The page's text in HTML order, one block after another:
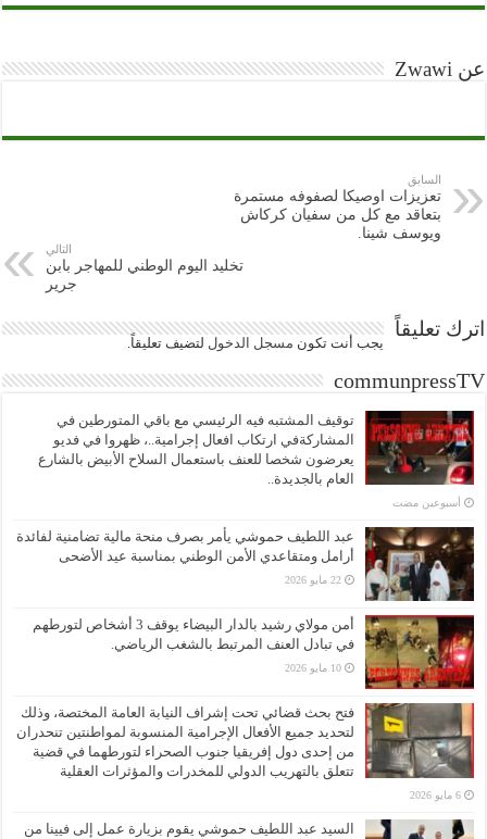
عن Zwawi
السابق
تعزيزات اوصيكا لصفوفه مستمرة
بتعاقد مع كل من سفيان كركاش
ويوسف شينا.
التالي
تخليد اليوم الوطني للمهاجر بابن
جرير
اترك تعليقاً
يجب أنت تكون مسجل الدخول لتضيف تعليقاً.
communpressTV
توقيف المشتبه فيه الرئيسي مع باقي المتورطين في
المشاركةفي ارتكاب افعال إجرامية..، ظهروا في فديو
يعرضون شخصا للعنف باستعمال السلاح الأبيض بالشارع
العام بالجديدة..
‏أسبوعين مضت
عبد اللطيف حموشي يأمر بصرف منحة مالية تضامنية لفائدة
أرامل ومتقاعدي الأمن الوطني بمناسبة عيد الأضحى
22 مايو 2026
أمن مولاي رشيد بالدار البيضاء يوقف 3 أشخاص لتورطهم
في تبادل العنف المرتبط بالشغب الرياضي.
10 مايو 2026
فتح بحث قضائي تحت إشراف النيابة العامة المختصة، وذلك
لتحديد جميع الأفعال الإجرامية المنسوبة لمواطنتين تنحدران
من إحدى دول إفريقيا جنوب الصحراء لتورطهما في قضية
تتعلق بالتهريب الدولي للمخدرات والمؤثرات العقلية
6 مايو 2026
السيد عبد اللطيف حموشي يقوم بزيارة عمل إلى فيينا من